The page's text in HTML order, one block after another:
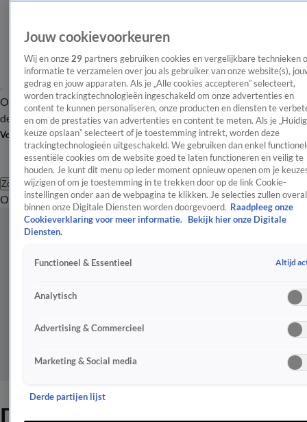
OverzichtAfleveringen Entertainment TV Algemeen
Tip
de redactieNieuwsbrief
Volg Shownieuws
Zoeken
OverzichtEntertainmentSpraakmakendRealityCrimeVideo's
Deze Boer zoekt Vrouw-boer
Jouw cookievoorkeuren
Wij en onze 29 partners gebruiken cookies en vergelijkbare technieken
informatie te verzamelen over jou als gebruiker van onze website(s),
gedrag en jouw apparaten. Als je „Alle cookies accepteren” selecteert,
worden trackingtechnologieën ingeschakeld om onze advertenties en
content te kunnen personaliseren, onze producten en diensten te
en om de prestaties van advertenties en content te meten. Als je
keuze opslaan” selecteert of je toestemming intrekt, worden deze
trackingtechnologieën uitgeschakeld. We gebruiken dan enkel
essentiële cookies om de website goed te laten functioneren en veilig te
houden. Je kunt dit menu op ieder moment opnieuw openen om je
wijzigen of om je toestemming in te trekken door op de link Cookie-
instellingen onder aan de webpagina te klikken. Je selecties zullen overal
binnen onze Digitale Diensten worden doorgevoerd. Raadpleeg onze
Cookieverklaring voor meer informatie.
Bekijk hier onze Digitale
Diensten.
Functioneel & Essentieel Altijd
Analytisch
Advertising & Commercieel
Marketing & Social media
Derde partijen lijst